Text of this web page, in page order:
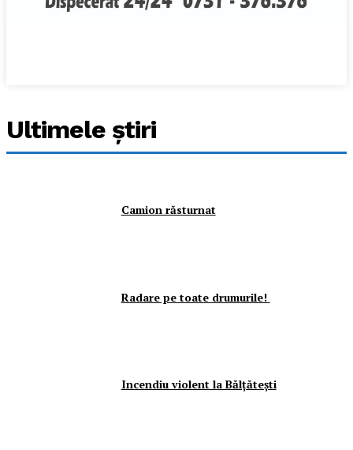
Ultimele ştiri
Camion răsturnat
Radare pe toate drumurile!
Incendiu violent la Bălţăteşti